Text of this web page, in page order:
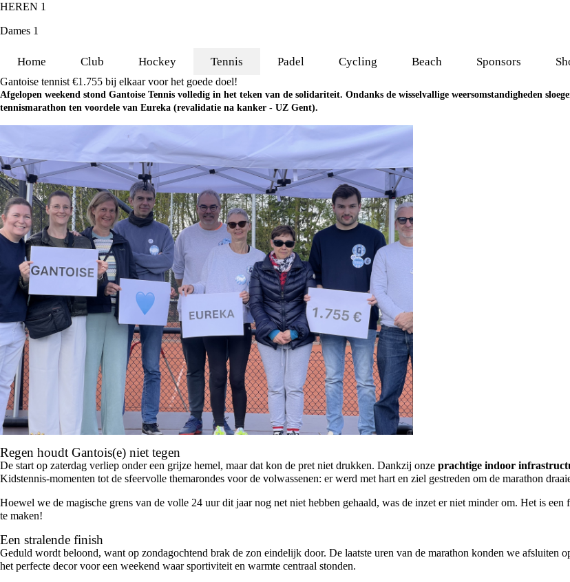
HEREN 1
Dames 1
Home Club Hockey Tennis Padel Cycling Beach Sponsors
Gantoise tennist €1.755 bij elkaar voor het goede doel!
Afgelopen weekend stond Gantoise Tennis volledig in het teken van de solidariteit. Ondanks de wisselvallige weersomstandigheden
tennismarathon ten voordele van Eureka (revalidatie na kanker - UZ Gent).
Regen houdt Gantois(e) niet tegen
De start op zaterdag verliep onder een grijze hemel, maar dat kon de pret niet drukken. Dankzij onze prachtige indoor
Kidstennis-momenten tot de sfeervolle themarondes voor de volwassenen: er werd met hart en ziel gestreden om de marathon
Hoewel we de magische grens van de volle 24 uur dit jaar nog net niet hebben gehaald, was de inzet er niet minder om. Het is
te maken!
Een stralende finish
Geduld wordt beloond, want op zondagochtend brak de zon eindelijk door. De laatste uren van de marathon konden we afsluiten
het perfecte decor voor een weekend waar sportiviteit en warmte centraal stonden.